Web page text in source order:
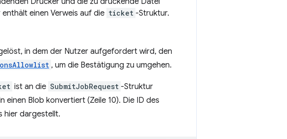
einen Verweis auf die ticket -Struktur.
in dem der Nutzer aufgefordert wird, den
, um die Bestätigung zu umgehen.
ist an die SubmitJobRequest -Struktur
Blob konvertiert (Zeile 10). Die ID des
hier dargestellt.